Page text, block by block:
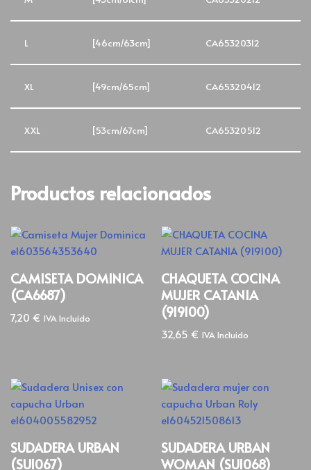
L [46cm/63cm] CA65320312
XL [49cm/65cm] CA65320412
XXL [53cm/67cm] CA65320512
Productos relacionados
CAMISETA DOMINICA
(CA6687)
7,20 € IVA Incluido
CHAQUETA COCINA
MUJER CATANIA
(919100)
32,65€ IVA Incluido
SUDADERA URBAN
(SU1067)
SUDADERA URBAN
WOMAN (SU1068)